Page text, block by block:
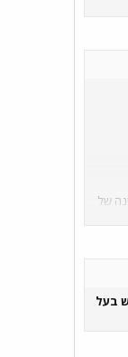
של
בעל